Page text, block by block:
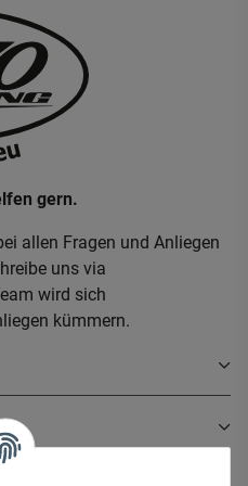
gern.
allen Fragen und Anliegen
uns via
wird sich
kümmern.